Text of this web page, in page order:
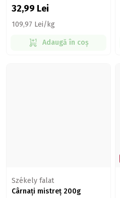
32,99 Lei
109,97 Lei/kg
Adaugă în coș
Székely falat
Cârnați mistreț 200g